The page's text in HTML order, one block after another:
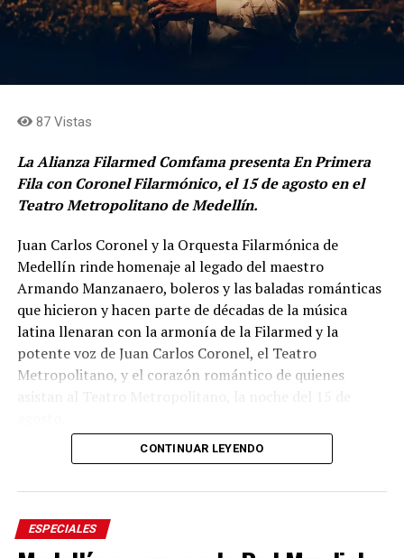
87 Vistas
La Alianza Filarmed Comfama presenta En Primera
Fila con Coronel Filarmónico, el 15 de agosto en el
Teatro Metropolitano de Medellín.
Juan Carlos Coronel y la Orquesta Filarmónica de
Medellín rinde homenaje al legado del maestro
Armando Manzanaero, boleros y las baladas románticas
que hicieron y hacen parte de décadas de la música
latina llenaran con la armonía de la Filarmed y la
potente voz de Juan Carlos Coronel, el Teatro
Metropolitano, y el corazón romántico de quienes
Cancones como Esta tarde Vi Llover, Contigo Aprendí,
memoria musical de varias generaciones. Melodías que
han acompañado historias de amor, despedidas y
CONTINUAR LEYENDO
ESPECIALES